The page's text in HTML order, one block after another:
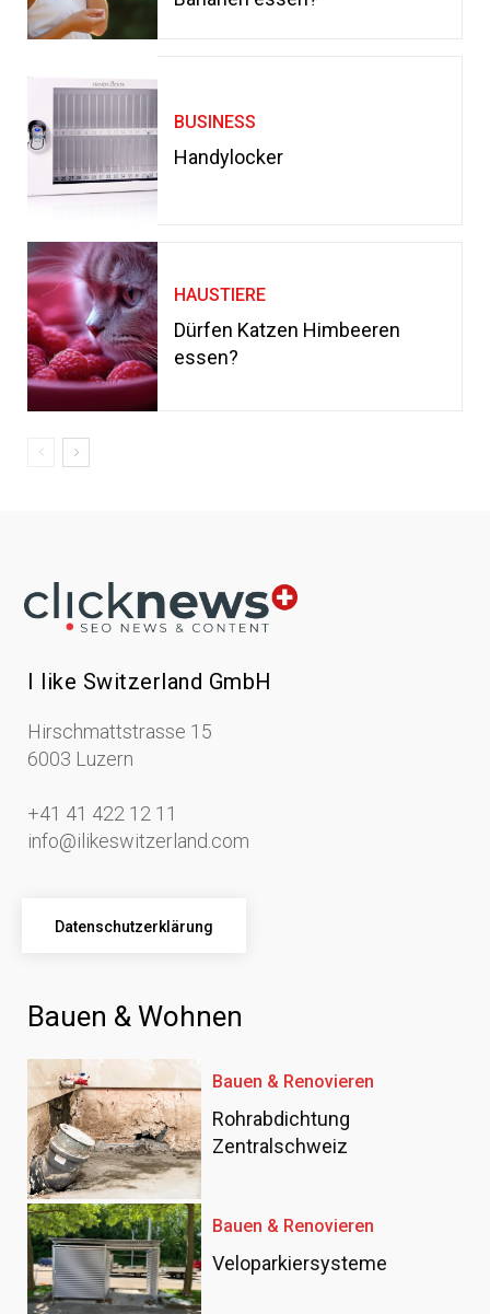
BUSINESS
Handylocker
HAUSTIERE
Dürfen Katzen Himbeeren
essen?
I like Switzerland GmbH
Hirschmattstrasse 15
6003 Luzern
+41 41 422 12 11
info@ilikeswitzerland.com
Datenschutzerklärung
Bauen & Wohnen
Bauen & Renovieren
Rohrabdichtung
Zentralschweiz
Bauen & Renovieren
Veloparkiersysteme